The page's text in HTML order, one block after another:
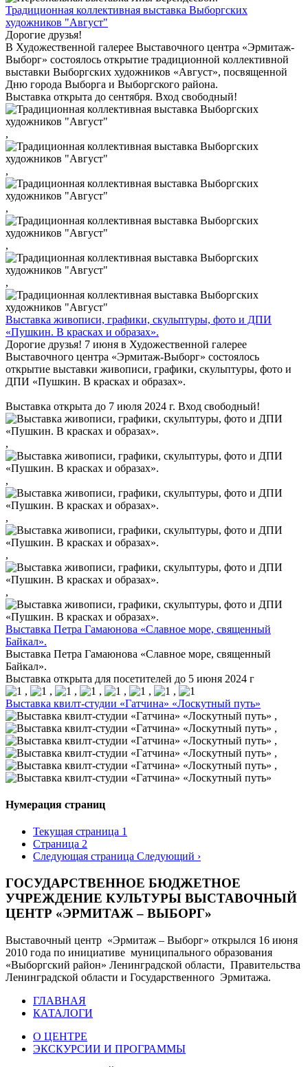
Традиционная коллективная выставка Выборгских
художников "Август"
Дорогие друзья!
В Художественной галерее Выставочного центра «Эрмитаж-
Выборг» состоялось открытие традиционной коллективной
выставки Выборгских художников «Август», посвященной
Дню города Выборга и Выборгского района.
Выставка открыта до сентября. Вход свободный!
,
,
,
,
,
Выставка живописи, графики, скульптуры, фото и ДПИ
«Пушкин. В красках и образах».
Дорогие друзья! 7 июня в Художественной галерее
Выставочного центра «Эрмитаж-Выборг» состоялось
открытие выставки живописи, графики, скульптуры, фото и
ДПИ «Пушкин. В красках и образах».
Выставка открыта до 7 июля 2024 г. Вход свободный!
,
,
,
,
,
Выставка Петра Гамаюнова «Славное море, священный
Байкал».
Выставка Петра Гамаюнова «Славное море, священный
Байкал».
Выставка открыта для посетителей до 5 июня 2024 г
,
, , , , ,
,
Выставка квилт-студии «Гатчина» «Лоскутный путь»
,
,
,
,
,
Нумерация страниц
Текущая страница 1
Страница 2
Следующая страница Следующий ›
ГОСУДАРСТВЕННОЕ БЮДЖЕТНОЕ
УЧРЕЖДЕНИЕ КУЛЬТУРЫ ВЫСТАВОЧНЫЙ
ЦЕНТР «ЭРМИТАЖ – ВЫБОРГ»
Выставочный центр «Эрмитаж – Выборг» открылся 16 июня
2010 года по инициативе муниципального образования
«Выборгский район» Ленинградской области, Правительства
Ленинградской области и Государственного Эрмитажа.
ГЛАВНАЯ
КАТАЛОГИ
О ЦЕНТРЕ
ЭКСКУРСИИ И ПРОГРАММЫ